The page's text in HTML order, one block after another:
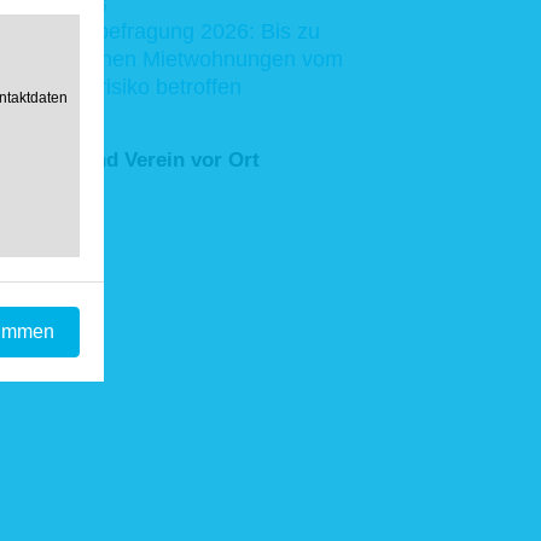
Vermieterbefragung 2026: Bis zu
11,2 Millionen Mietwohnungen vom
Rückzugsrisiko betroffen
& Grund Verein vor Ort
von